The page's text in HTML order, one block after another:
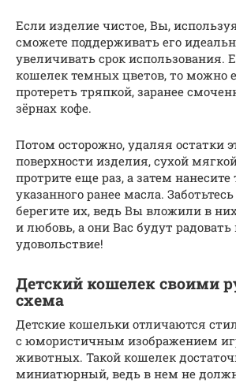
Если изделие чистое, Вы,
сможете поддерживать его
увеличивать срок использования.
кошелек темных цветов, то можно
протереть тряпкой, заранее
зёрнах кофе.
Потом осторожно, удаляя остатки
поверхности изделия, сухой
протрите еще раз, а затем
указанного ранее масла.
берегите их, ведь Вы вложили в
и любовь, а они Вас будут
удовольствие!
Детский кошелек своими
схема
Детские кошельки отличаются
с юмористичным изображением
животных. Такой кошелек
миниатюрный, ведь в нем не